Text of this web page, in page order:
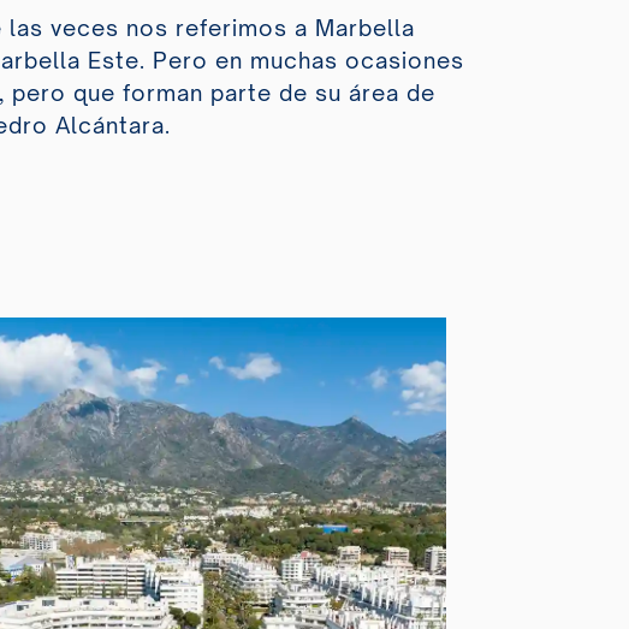
las veces nos referimos a Marbella
Este. Pero en muchas ocasiones
que forman parte de su área de
Alcántara.